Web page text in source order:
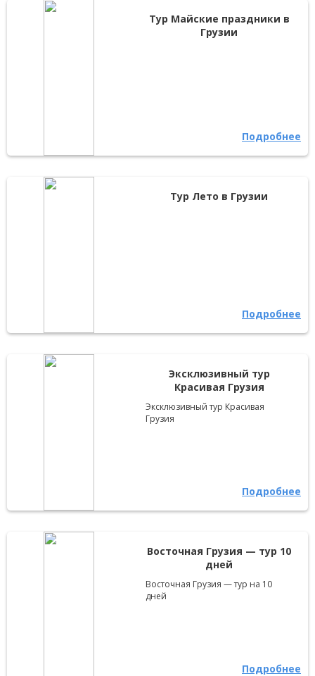
Тур Майские праздники в
Грузии
Подробнее
Тур Лето в Грузии
Подробнее
Эксклюзивный тур
Красивая Грузия
Эксклюзивный тур Красивая
Грузия
Подробнее
Восточная Грузия — тур 10
дней
Восточная Грузия — тур на 10
дней
Подробнее